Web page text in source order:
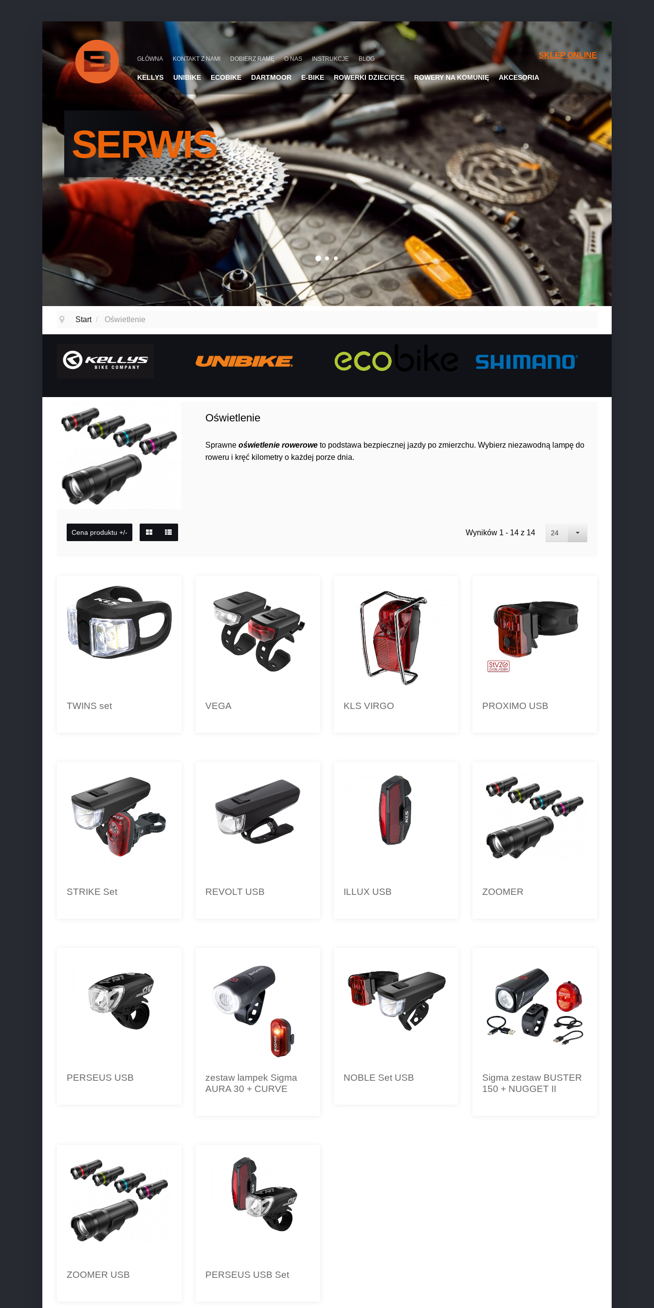
GŁÓWNA KONTAKT Z NAMI DOBIERZ RAMĘ O NAS INSTRUKCJE BLOG SKLEP ONLINE
KELLYS UNIBIKE ECOBIKE DARTMOOR E-BIKE ROWERKI DZIECIĘCE ROWERY NA KOMUNIĘ AKCESORIA
SERWIS
Start / Oświetlenie
Oświetlenie
Sprawne oświetlenie roweroweto podstawa bezpiecznej jazdy po zmierzchu. Wybierz niezawodną lampę do
roweru i kręć kilometry o każdej porze dnia.
Cena produktu +/- Wyników 1 - 14 z 14 24
TWINS set VEGA KLS VIRGO PROXIMO USB
STRIKE Set REVOLT USB ILLUX USB ZOOMER
PERSEUS USB
zestaw lampek Sigma
AURA 30 + CURVE
NOBLE Set USB
Sigma zestaw BUSTER
150 + NUGGET II
ZOOMER USB PERSEUS USB Set